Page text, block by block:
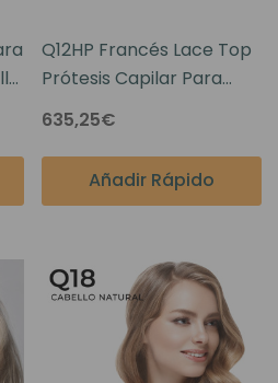
Q12HP Francés Lace Top
Prótesis Capilar Para
635,25€
Añadir Rápido